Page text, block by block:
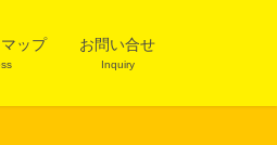
ップ お問い合せ
Inquiry